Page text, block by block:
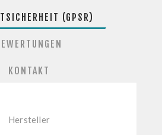
(GPSR)
KONTAKT
Hersteller